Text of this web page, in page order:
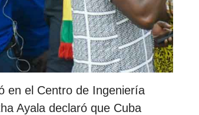
en el Centro de Ingeniería
Ayala declaró que Cuba